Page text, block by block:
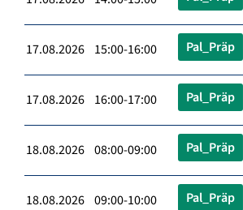
17.08.2026 15:00-16:00 Pal_Präp
17.08.2026 16:00-17:00 Pal_Präp
18.08.2026 08:00-09:00 Pal_Präp
18.08.2026 09:00-10:00 Pal_Präp